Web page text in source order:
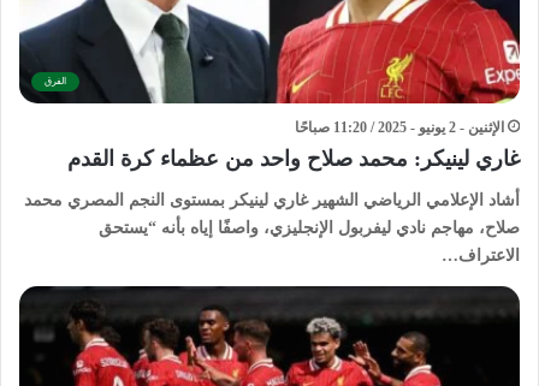
الفرق
الإثنين - 2 يونيو - 2025 / 11:20 صباحًا
غاري لينيكر: محمد صلاح واحد من عظماء كرة القدم
أشاد الإعلامي الرياضي الشهير غاري لينيكر بمستوى النجم المصري محمد
صلاح، مهاجم نادي ليفربول الإنجليزي، واصفًا إياه بأنه “يستحق
الاعتراف…